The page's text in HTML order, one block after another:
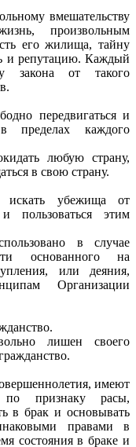
вмешательству
произвольным
его жилища, тайну
и репутацию. Каждый
закона от такого
передвигаться и
пределах каждого
любую страну,
в свою страну.
убежища от
пользоваться этим
в случае
основанного на
или деяния,
Организации
лишен своего
имеют
по признаку расы,
в брак и основывать
правами в
состояния в браке и